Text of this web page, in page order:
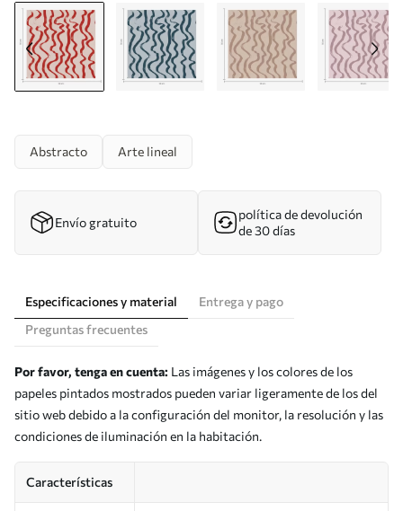
Abstracto Arte lineal
Envío gratuito
política de devolución
de 30 días
Especificaciones y material
Entrega y pago
Preguntas frecuentes
Por favor, tenga en cuenta: Las imágenes y los colores de los
papeles pintados mostrados pueden variar ligeramente de los del
sitio web debido a la configuración del monitor, la resolución y las
condiciones de iluminación en la habitación.
Características